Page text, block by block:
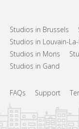
Studios in Brussels
Studios in Louvain-
Studios in Mons
Studios in Gand
FAQs Support